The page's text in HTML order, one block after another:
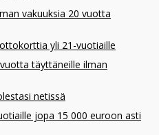
vakuuksia 20 vuotta
yli 21-vuotiaille
täyttäneille ilman
netissä
jopa 15 000 euroon asti